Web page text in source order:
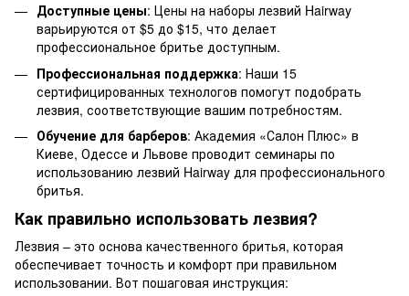
Доступные цены: Цены на наборы лезвий Hairway
варьируются от $5 до $15, что делает
профессиональное бритье доступным.
Профессиональная поддержка: Наши 15
сертифицированных технологов помогут подобрать
лезвия, соответствующие вашим потребностям.
Обучение для барберов: Академия «Салон Плюс» в
Киеве, Одессе и Львове проводит семинары по
использованию лезвий Hairway для профессионального
бритья.
Как правильно использовать лезвия?
Лезвия – это основа качественного бритья, которая
обеспечивает точность и комфорт при правильном
использовании. Вот пошаговая инструкция: